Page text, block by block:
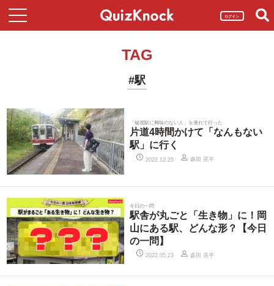
ログイン
TAG
#駅
「秘境駅に興味のない人」を連れて行った
片道4時間かけて「なんもない
駅」に行く
2022.12.25 森田 晃平
今日の一問
駅舎が丸ごと「生き物」に！岡
山にある駅、どんな形？【今日
の一問】
2022.05.23 森田 晃平